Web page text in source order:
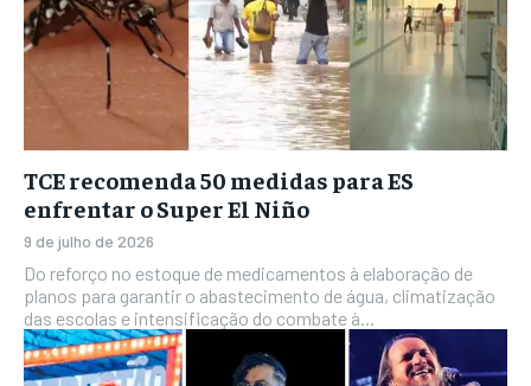
TCE recomenda 50 medidas para ES
enfrentar o Super El Niño
9 de julho de 2026
Do reforço no estoque de medicamentos à elaboração de
planos para garantir o abastecimento de água, climatização
das escolas e intensificação do combate à...